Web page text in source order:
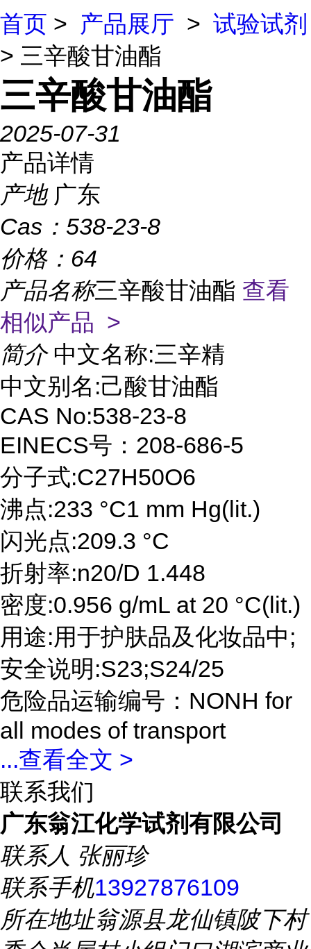
首页 > 产品展厅 > 试验试剂
> 三辛酸甘油酯
三辛酸甘油酯
2025-07-31
产品详情
产地 广东
Cas： 538-23-8
价格： 64
产品名称三辛酸甘油酯 查看
相似产品 >
简介 中文名称:三辛精
中文别名:己酸甘油酯
CAS No:538-23-8
EINECS号：208-686-5
分子式:C27H50O6
沸点:233 °C1 mm Hg(lit.)
闪光点:209.3 °C
折射率:n20/D 1.448
密度:0.956 g/mL at 20 °C(lit.)
用途:用于护肤品及化妆品中;
安全说明:S23;S24/25
危险品运输编号：NONH for
all modes of transport
...查看全文 >
联系我们
广东翁江化学试剂有限公司
联系人 张丽珍
联系手机13927876109
所在地址翁源县龙仙镇陂下村